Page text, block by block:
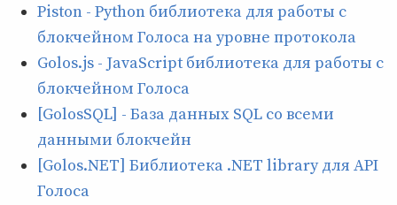
Piston - Python библиотека для работы с
блокчейном Голоса на уровне протокола
Golos.js - JavaScript библиотека для работы с
блокчейном Голоса
[GolosSQL] - База данных SQL со всеми
данными блокчейн
[Golos.NET] Библиотека .NET library для API
Голоса